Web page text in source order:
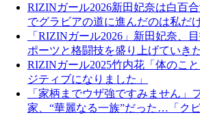
RIZINガール2026新田妃奈は白百
でグラビアの道に進んだのは私だ
「RIZINガール2026」新田妃奈、
ポーツと格闘技を盛り上げていき
RIZINガール2025竹内花「体のこ
ジティブになりました」
「家柄までウザ強ですみません」
家、“華麗なる一族”だった…「ク